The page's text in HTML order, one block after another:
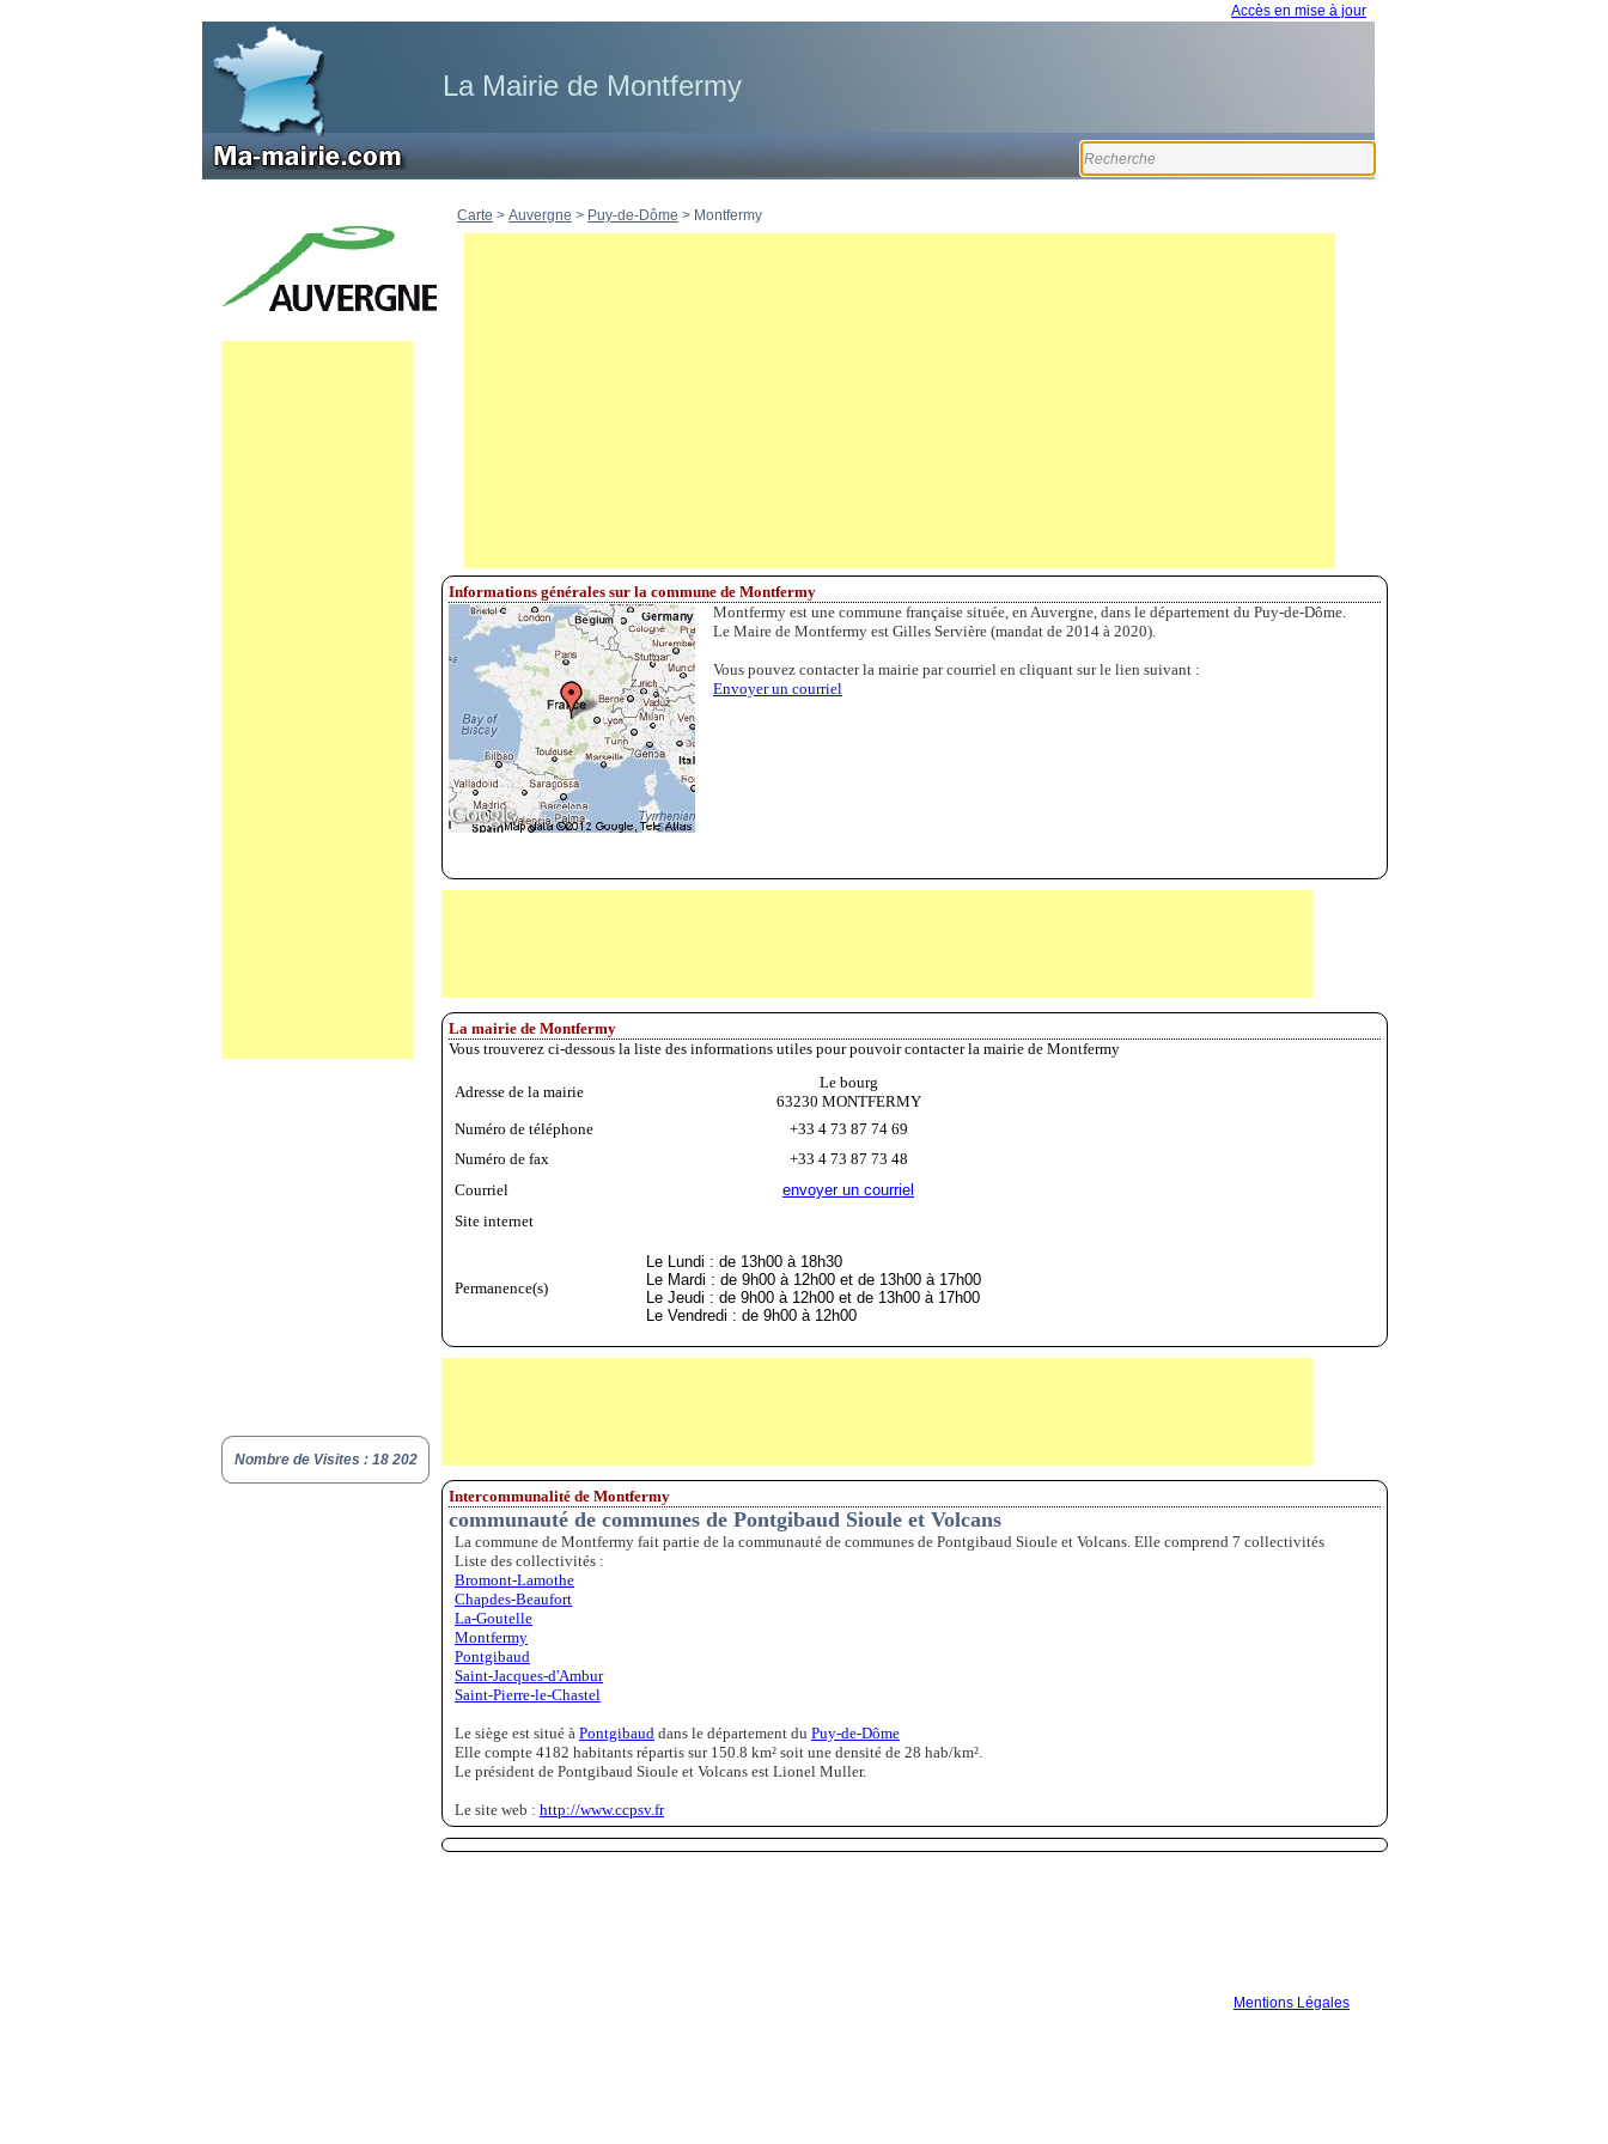
La Mairie de Montfermy
Nombre de Visites : 18 202
Carte > Auvergne > Puy-de-Dôme > Montfermy
Informations générales sur la commune de Montfermy
Montfermy est une commune française située, en Auvergne, dans le département du Puy-de-Dôme.
Le Maire de Montfermy est Gilles Servière (mandat de 2014 à 2020).
Vous pouvez contacter la mairie par courriel en cliquant sur le lien suivant :
Envoyer un courriel
La mairie de Montfermy
Vous trouverez ci-dessous la liste des informations utiles pour pouvoir contacter la mairie de Montfermy
Adresse de la mairie
Le bourg
63230 MONTFERMY
Numéro de téléphone
+33 4 73 87 74 69
Numéro de fax
+33 4 73 87 73 48
Courriel
envoyer un courriel
Site internet
Permanence(s)
Le Lundi : de 13h00 à 18h30
Le Mardi : de 9h00 à 12h00 et de 13h00 à 17h00
Le Jeudi : de 9h00 à 12h00 et de 13h00 à 17h00
Le Vendredi : de 9h00 à 12h00
Intercommunalité de Montfermy
communauté de communes de Pontgibaud Sioule et Volcans
La commune de Montfermy fait partie de la communauté de communes de Pontgibaud Sioule et Volcans. Elle comprend 7 collectivités
Liste des collectivités :
Bromont-Lamothe
Chapdes-Beaufort
La-Goutelle
Montfermy
Pontgibaud
Saint-Jacques-d'Ambur
Saint-Pierre-le-Chastel
Le siège est situé à Pontgibaud dans le département du Puy-de-Dôme
Elle compte 4182 habitants répartis sur 150.8 km² soit une densité de 28 hab/km².
Le président de Pontgibaud Sioule et Volcans est Lionel Muller.
Le site web : http://www.ccpsv.fr
Mentions Légales
Accès en mise à jour